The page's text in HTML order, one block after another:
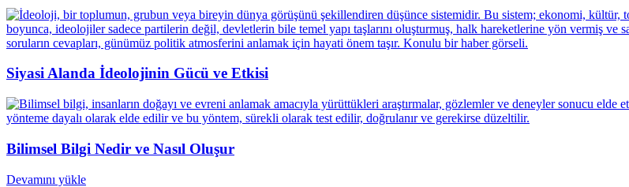
Siyasi Alanda İdeolojinin Gücü ve Etkisi
Bilimsel Bilgi Nedir ve Nasıl Oluşur
Devamını yükle